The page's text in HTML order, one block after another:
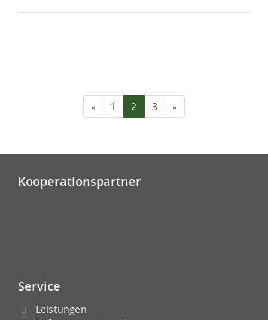
« 1 2 3 »
Kooperationspartner
Service
Leistungen